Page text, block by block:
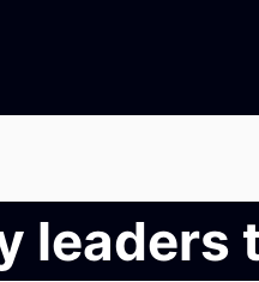
leaders